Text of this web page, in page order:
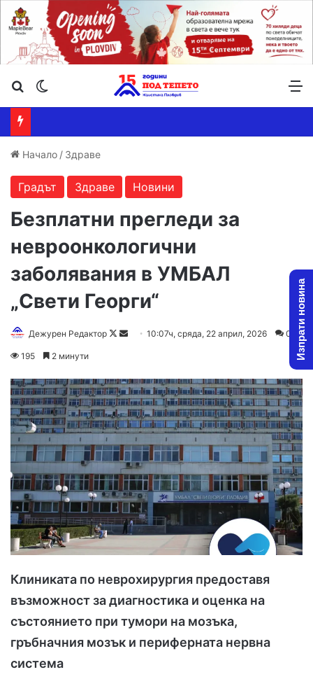
Търсене ...
Начало / Здраве
Градът Здраве Новини
Безплатни прегледи за
невроонкологични
заболявания в УМБАЛ
„Свети Георги“
Дежурен Редактор
Follow
Send10:07ч, сряда, 22 април, 2026 0
195 2 минути
Клиниката по неврохирургия предоставя
възможност за диагностика и оценка на
състоянието при тумори на мозъка,
гръбначния мозък и периферната нервна
система
Изпрати новина